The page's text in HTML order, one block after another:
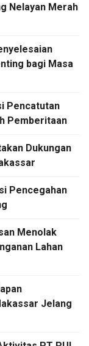
Nelayan Merah
bagi Masa
Pencatutan
Pemberitaan
Dukungan
Pencegahan
Menolak
Lahan
Jelang